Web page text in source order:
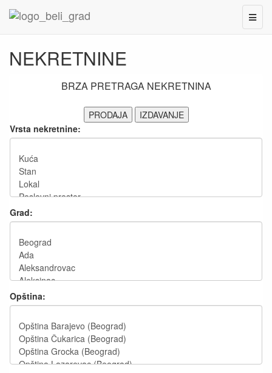
BELI GRAD
NEKRETNINE
BRZA PRETRAGA NEKRETNINA
PRODAJA
IZDAVANJE
Vrsta nekretnine:
Grad:
Opština: